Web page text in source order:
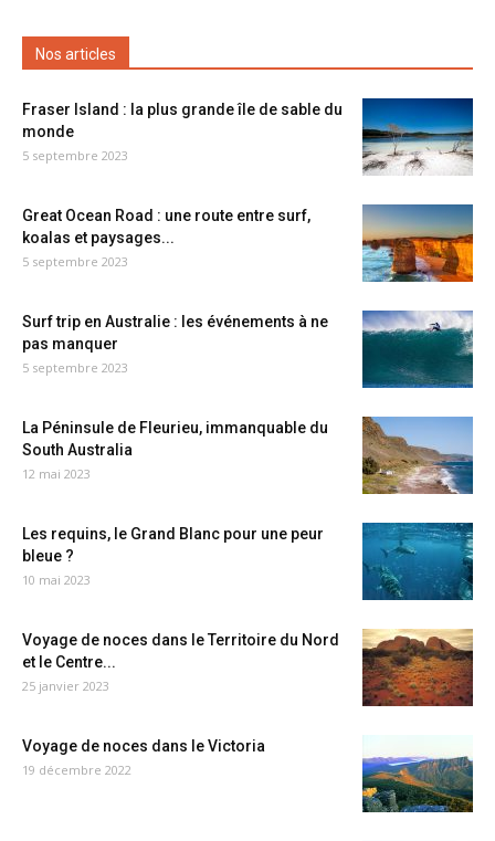
Nos articles
Fraser Island : la plus grande île de sable du
monde
5 septembre 2023
Great Ocean Road : une route entre surf,
koalas et paysages...
5 septembre 2023
Surf trip en Australie : les événements à ne
pas manquer
5 septembre 2023
La Péninsule de Fleurieu, immanquable du
South Australia
12 mai 2023
Les requins, le Grand Blanc pour une peur
bleue ?
10 mai 2023
Voyage de noces dans le Territoire du Nord
et le Centre...
25 janvier 2023
Voyage de noces dans le Victoria
19 décembre 2022